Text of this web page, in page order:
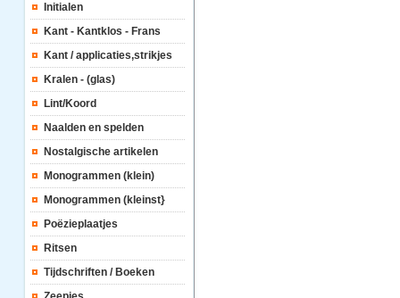
Initialen
Kant - Kantklos - Frans
Kant / applicaties,strikjes
Kralen - (glas)
Lint/Koord
Naalden en spelden
Nostalgische artikelen
Monogrammen (klein)
Monogrammen (kleinst}
Poëzieplaatjes
Ritsen
Tijdschriften / Boeken